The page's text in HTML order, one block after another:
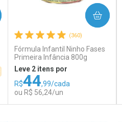
(360)
Fórmula Infantil Ninho Fases
Primeira Infância 800g
Leve 2 itens por
R$44,99/cada
ou R$ 56,24/un
COMPRAR